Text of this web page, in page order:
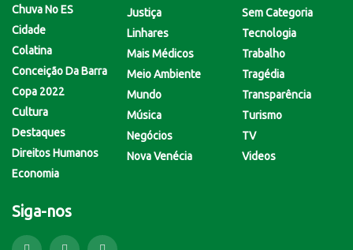
Chuva No ES
Cidade
Colatina
Conceição Da Barra
Copa 2022
Cultura
Destaques
Direitos Humanos
Economia
Justiça
Linhares
Mais Médicos
Meio Ambiente
Mundo
Música
Negócios
Nova Venécia
Sem Categoria
Tecnologia
Trabalho
Tragédia
Transparência
Turismo
TV
Videos
Siga-nos